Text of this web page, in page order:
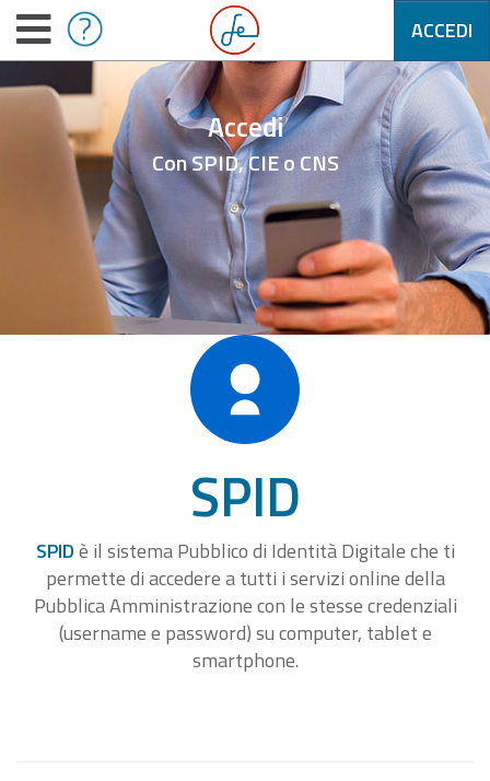
ACCEDI
Accedi
Con SPID, CIE o CNS
SPID
SPIDè il sistema Pubblico di Identità Digitale che ti
permette di accedere a tutti i servizi online della
Pubblica Amministrazione con le stesse credenziali
(username e password) su computer, tablet e
smartphone.